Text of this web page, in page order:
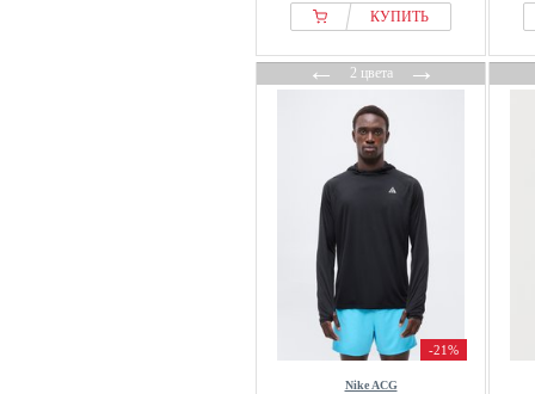
КУПИТЬ
←2 цвета→
-21%
Nike ACG